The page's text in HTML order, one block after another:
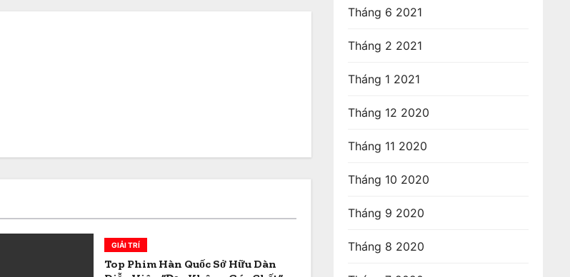
GIẢI TRÍ
Top Phim Hàn Quốc Sở Hữu Dàn
Tháng 6 2021
Tháng 2 2021
Tháng 1 2021
Tháng 12 2020
Tháng 11 2020
Tháng 10 2020
Tháng 9 2020
Tháng 8 2020